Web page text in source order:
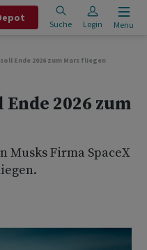
Suche Login Menu
Ende 2026 zum Mars fliegen
2026 zum
Musks Firma SpaceX